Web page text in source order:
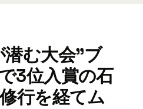
む大会”ブ
3位入賞の石
行を経てム